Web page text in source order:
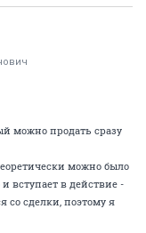
можно продать сразу
можно было
вступает в действие -
со сделки, поэтому я